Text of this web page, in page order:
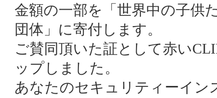
金額の一部を「世界中の子供
団体」に寄付します。
ご賛同頂いた証として赤い
ップしました。
あなたのセキュリティーイン